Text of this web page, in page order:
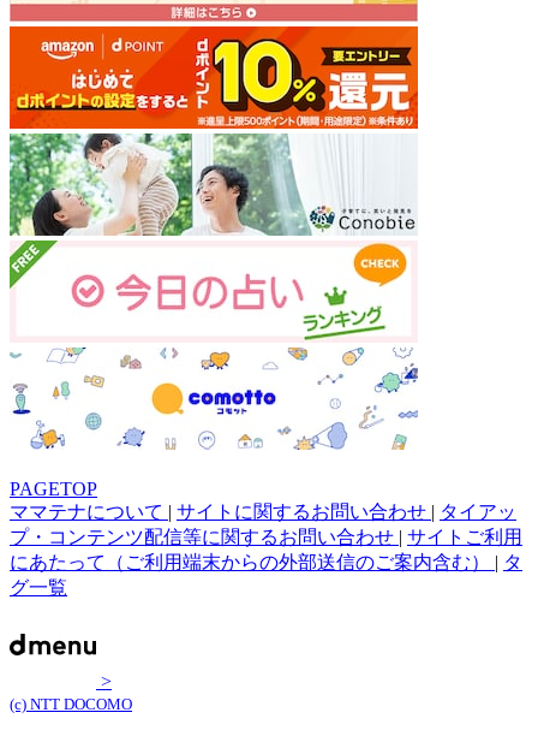
PAGETOP
ママテナについて | サイトに関するお問い合わせ | タイアッ
プ・コンテンツ配信等に関するお問い合わせ | サイトご利用
にあたって（ご利用端末からの外部送信のご案内含む） | タ
グ一覧
>
(c) NTT DOCOMO